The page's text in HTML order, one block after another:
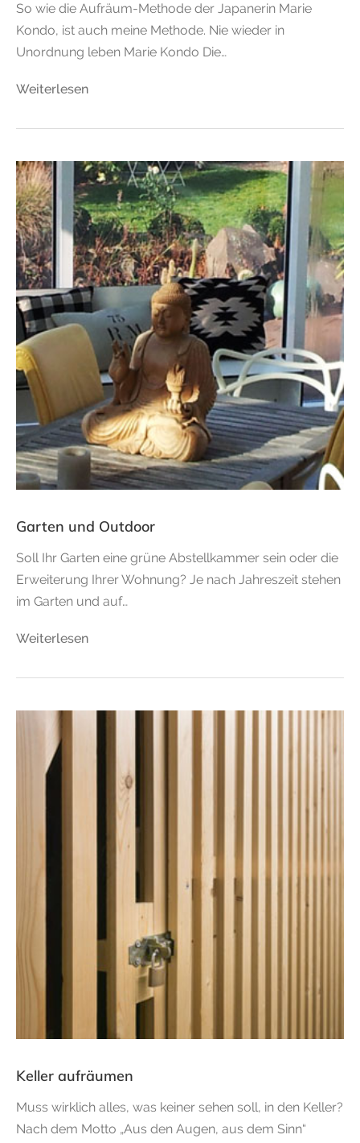
So wie die Aufräum-Methode der Japanerin Marie
Kondo, ist auch meine Methode. Nie wieder in
Unordnung leben Marie Kondo Die…
Weiterlesen
Garten und Outdoor
Soll Ihr Garten eine grüne Abstellkammer sein oder die
Erweiterung Ihrer Wohnung? Je nach Jahreszeit stehen
im Garten und auf…
Weiterlesen
Keller aufräumen
Muss wirklich alles, was keiner sehen soll, in den Keller?
Nach dem Motto „Aus den Augen, aus dem Sinn“